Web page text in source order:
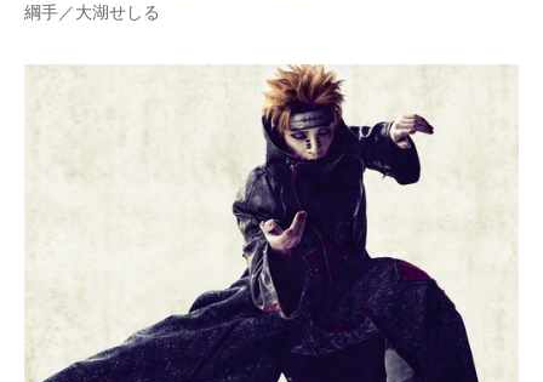
綱手／大湖せしる